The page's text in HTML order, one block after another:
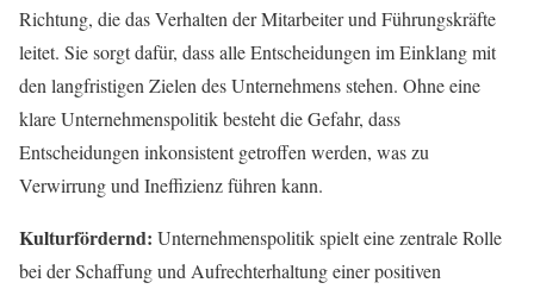
Richtung, die das Verhalten der Mitarbeiter und Führungskräfte
leitet. Sie sorgt dafür, dass alle Entscheidungen im Einklang mit
den langfristigen Zielen des Unternehmens stehen. Ohne eine
klare Unternehmenspolitik besteht die Gefahr, dass
Entscheidungen inkonsistent getroffen werden, was zu
Verwirrung und Ineffizienz führen kann.
Kulturfördernd: Unternehmenspolitik spielt eine zentrale Rolle
bei der Schaffung und Aufrechterhaltung einer positiven